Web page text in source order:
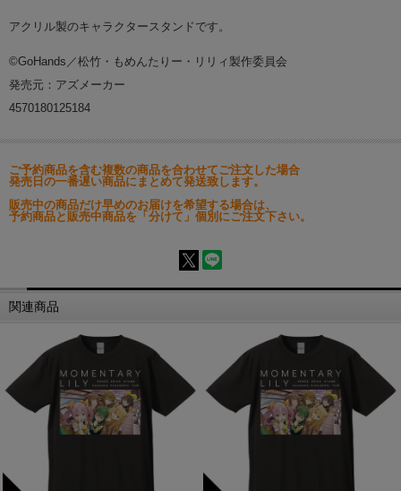
アクリル製のキャラクタースタンドです。
©GoHands／松竹・もめんたりー・リリィ製作委員会
発売元：アズメーカー
4570180125184
ご予約商品を含む複数の商品を合わせてご注文した場合
発売日の一番遅い商品にまとめて発送致します。
販売中の商品だけ早めのお届けを希望する場合は、
予約商品と販売中商品を「分けて」個別にご注文下さい。
関連商品